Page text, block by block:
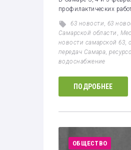
профилактических
63 новости, 63
Самарской области ,
новости самарской 63,
передач Самара,
водоснабжение
ПОДРОБНЕЕ
ОБЩЕСТВО